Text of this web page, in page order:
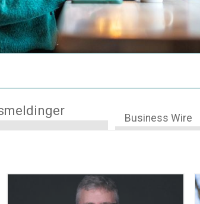
Business Wire